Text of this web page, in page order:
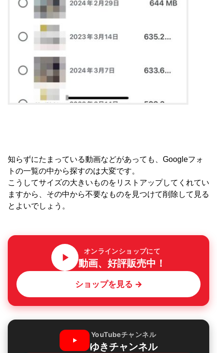
知らずにたまっている動画などがあっても、Googleフォ
トの一覧の中から探すのは大変です。
こうしてサイズの大きいものをリストアップしてくれてい
ますから、その中から不要なものを見つけて削除して見る
とよいでしょう。
オンラインショップにて
動画、好評販売中！
ショップを見る →
YouTubeチャンネル
ゆきチャンネル